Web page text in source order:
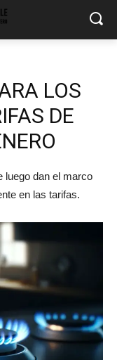
LOS
DE
luego dan el marco
en las tarifas.